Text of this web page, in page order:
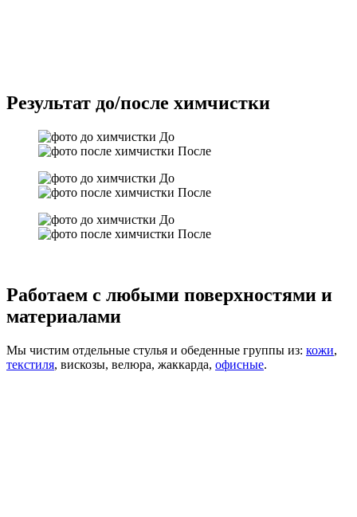
Результат до/после химчистки
До
После
До
После
До
После
Работаем с любыми поверхностями и
материалами
Мы чистим отдельные стулья и обеденные группы из: кожи,
текстиля, вискозы, велюра, жаккарда, офисные.